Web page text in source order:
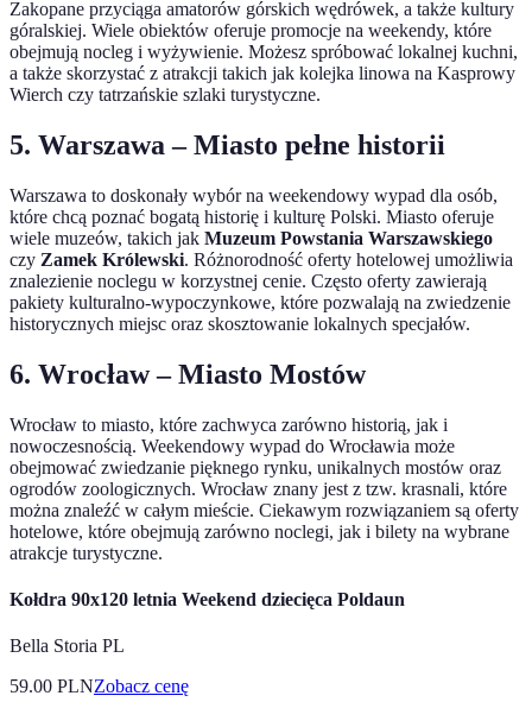
Zakopane przyciąga amatorów górskich wędrówek, a także kultury
góralskiej. Wiele obiektów oferuje promocje na weekendy, które
obejmują nocleg i wyżywienie. Możesz spróbować lokalnej kuchni,
a także skorzystać z atrakcji takich jak kolejka linowa na Kasprowy
Wierch czy tatrzańskie szlaki turystyczne.
5. Warszawa – Miasto pełne historii
Warszawa to doskonały wybór na weekendowy wypad dla osób,
które chcą poznać bogatą historię i kulturę Polski. Miasto oferuje
wiele muzeów, takich jak Muzeum Powstania Warszawskiego
czy Zamek Królewski. Różnorodność oferty hotelowej umożliwia
znalezienie noclegu w korzystnej cenie. Często oferty zawierają
pakiety kulturalno-wypoczynkowe, które pozwalają na zwiedzenie
historycznych miejsc oraz skosztowanie lokalnych specjałów.
6. Wrocław – Miasto Mostów
Wrocław to miasto, które zachwyca zarówno historią, jak i
nowoczesnością. Weekendowy wypad do Wrocławia może
obejmować zwiedzanie pięknego rynku, unikalnych mostów oraz
ogrodów zoologicznych. Wrocław znany jest z tzw. krasnali, które
można znaleźć w całym mieście. Ciekawym rozwiązaniem są oferty
hotelowe, które obejmują zarówno noclegi, jak i bilety na wybrane
atrakcje turystyczne.
Kołdra 90x120 letnia Weekend dziecięca Poldaun
Bella Storia PL
59.00 PLNZobacz cenę